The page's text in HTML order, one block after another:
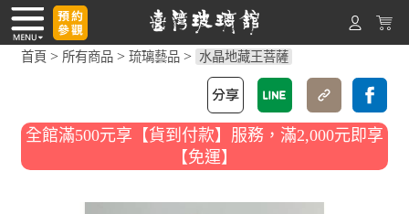
首頁 > 所有商品 >琉璃藝品 > 水晶地藏王菩薩
全館滿500元享【貨到付款】服務，滿2,000元即享
【免運】